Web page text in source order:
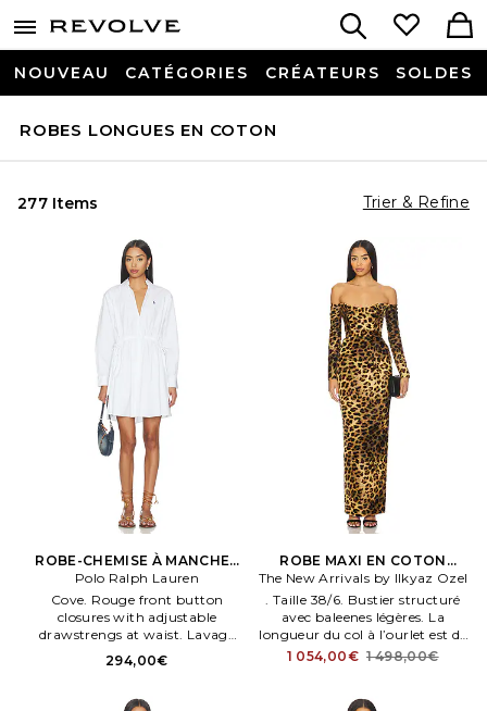
NOUVEAU CATÉGORIES CRÉATEURS SOLDES
ROBES LONGUES EN COTON
277 Items Trier & Refine
ROBE-CHEMISE À MANCHES
LONGUES EN COTON en
Blanc
Polo Ralph Lauren
Cove. Rouge front button
closures with adjustable
drawstrengs at waist. Lavage
en machene. Non doublé.
Midweight poplen. Embroide.
294,00€
ROBE MAXI EN COTON
FARAH en Marron
The New Arrivals by Ilkyaz Ozel
. Taille 38/6. Bustier structuré
avec baleenes légères. La
longueur du col à l’ourlet est de
152 cm environ.
1 054,00€ 1 498,00€